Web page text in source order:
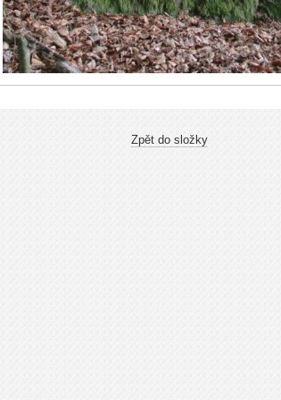
Zpět do složky